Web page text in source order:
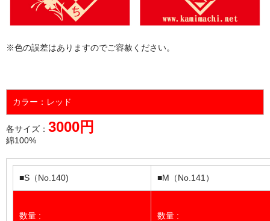
※色の誤差はありますのでご容赦ください。
カラー：レッド
各サイズ： 3000円
綿100%
■S（No.140) ■M（No.141）
数量 : 数量 :